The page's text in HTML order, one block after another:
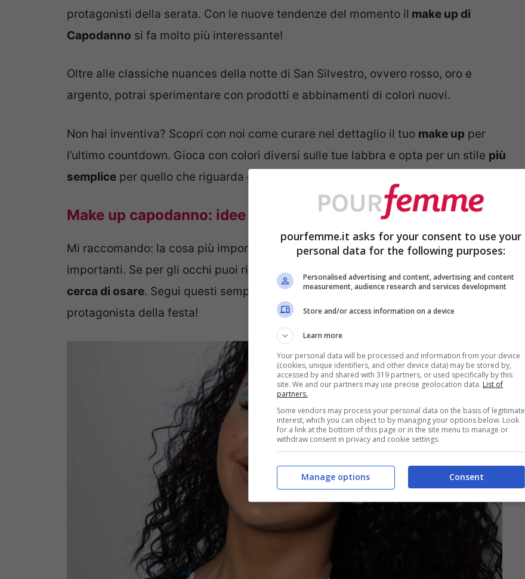
protagonisti della serata. Con le nuove tendenze del momento il make up di
Capodanno si fa molto più interessante!
Oltre alle classiche nuances della notte di San Silvestro, ovvero rosso, oro e
argento, potrai sperimentare con prodotti e abbinamenti di colori nuovi.
Non hai inventiva? Scopri con noi come curare nel dettaglio il tuo make up per
l’ultimo countdown. Gioca con colori diversi sulle tue labbra e opta per un stile più
semplice per quello che riguarda gli occhi.
Make up capodanno: idee per trucchi semplici, ma alla moda
Mi raccomando: la cosa più importante cheti devi ricordare è che i dettagli sono
importanti. Se per gli occhi puoi rimanere più blanda, per la
cerca di osare. Segui questi semplici consigli e vedrai che sarai la vera
protagonista della festa!
pourfemme.it asks for your consent to use your
personal data for the following purposes:
Personalised advertising and content, advertising and content
measurement, audience research and services development
Store and/or access information on a device
Learn more
Your personal data will be processed and information from your device
(cookies, unique identifiers, and other device data) may be stored by,
accessed by and shared with 319 partners, or used specifically by this
site. We and our partners may use precise geolocation data. List of
partners.
Some vendors may process your personal data on the basis of legitimate
interest, which you can object to by managing your options below. Look
for a link at the bottom of this page or in the site menu to manage or
withdraw consent in privacy and cookie settings.
Consent
Manage options